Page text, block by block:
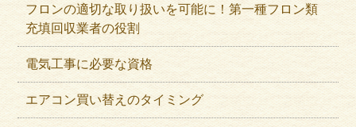
フロンの適切な取り扱いを可能に！第一種フロン類
充填回収業者の役割
電気工事に必要な資格
エアコン買い替えのタイミング